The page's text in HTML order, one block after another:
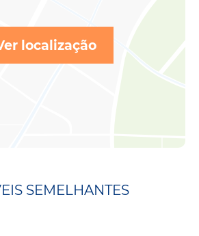
localização
SEMELHANTES